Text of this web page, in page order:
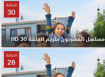
الحلقة
30
مسلسل المشردون مترجم الحلقة 30 HD
الحلقة
28